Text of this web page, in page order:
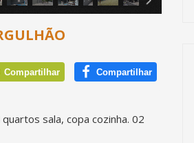
Compartilhar
Compartilhar
sala, copa cozinha. 02